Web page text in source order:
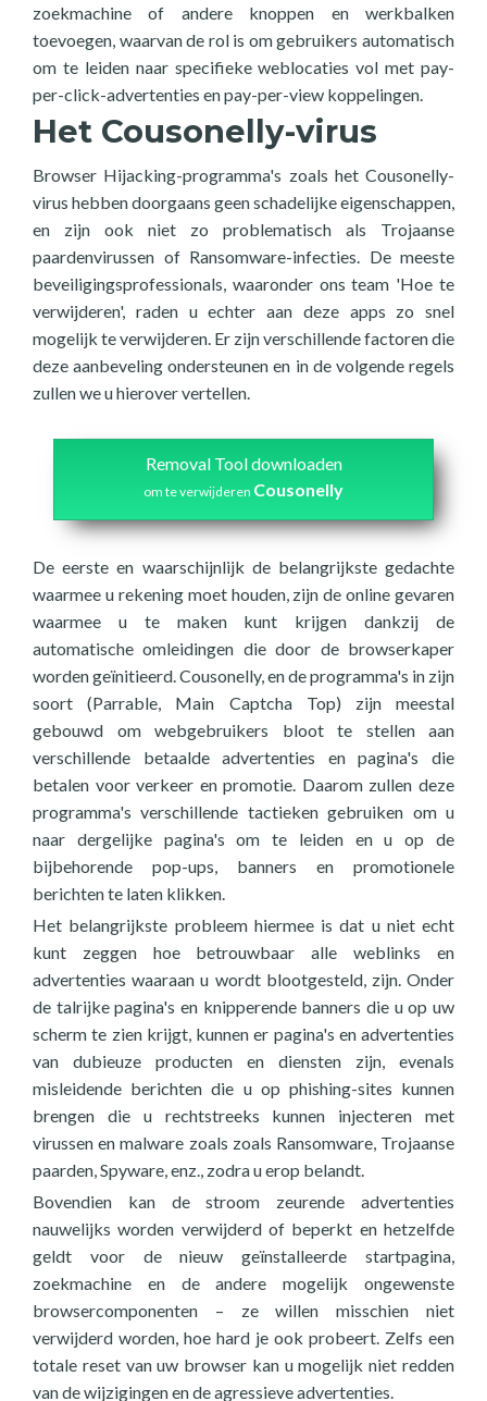
zoekmachine of andere knoppen en werkbalken
toevoegen, waarvan de rol is om gebruikers automatisch
om te leiden naar specifieke weblocaties vol met pay-
per-click-advertenties en pay-per-view koppelingen.
Het Cousonelly-virus
Browser Hijacking-programma's zoals het Cousonelly-
virus hebben doorgaans geen schadelijke eigenschappen,
en zijn ook niet zo problematisch als Trojaanse
paardenvirussen of Ransomware-infecties. De meeste
beveiligingsprofessionals, waaronder ons team 'Hoe te
verwijderen', raden u echter aan deze apps zo snel
mogelijk te verwijderen. Er zijn verschillende factoren die
deze aanbeveling ondersteunen en in de volgende regels
zullen we u hierover vertellen.
Removal Tool downloaden
om te verwijderen Cousonelly
De eerste en waarschijnlijk de belangrijkste gedachte
waarmee u rekening moet houden, zijn de online gevaren
waarmee u te maken kunt krijgen dankzij de
automatische omleidingen die door de browserkaper
worden geïnitieerd. Cousonelly, en de programma's in zijn
soort (Parrable, Main Captcha Top) zijn meestal
gebouwd om webgebruikers bloot te stellen aan
verschillende betaalde advertenties en pagina's die
betalen voor verkeer en promotie. Daarom zullen deze
programma's verschillende tactieken gebruiken om u
naar dergelijke pagina's om te leiden en u op de
bijbehorende pop-ups, banners en promotionele
berichten te laten klikken.
Het belangrijkste probleem hiermee is dat u niet echt
kunt zeggen hoe betrouwbaar alle weblinks en
advertenties waaraan u wordt blootgesteld, zijn. Onder
de talrijke pagina's en knipperende banners die u op uw
scherm te zien krijgt, kunnen er pagina's en advertenties
van dubieuze producten en diensten zijn, evenals
misleidende berichten die u op phishing-sites kunnen
brengen die u rechtstreeks kunnen injecteren met
virussen en malware zoals zoals Ransomware, Trojaanse
paarden, Spyware, enz., zodra u erop belandt.
Bovendien kan de stroom zeurende advertenties
nauwelijks worden verwijderd of beperkt en hetzelfde
geldt voor de nieuw geïnstalleerde startpagina,
zoekmachine en de andere mogelijk ongewenste
browsercomponenten – ze willen misschien niet
verwijderd worden, hoe hard je ook probeert. Zelfs een
totale reset van uw browser kan u mogelijk niet redden
van de wijzigingen en de agressieve advertenties.